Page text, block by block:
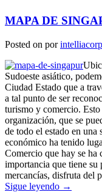
MAPA DE
Posted on porintelliacorp
Sudoeste asiático,
Ciudad Estado que a
a tal punto de ser
turismo y comercio.
organización, que se
de todo el estado en
económico ha tenido
Comercio que hay se ha
importancia que tiene su
mercancías, disfruta del
Sigue leyendo →